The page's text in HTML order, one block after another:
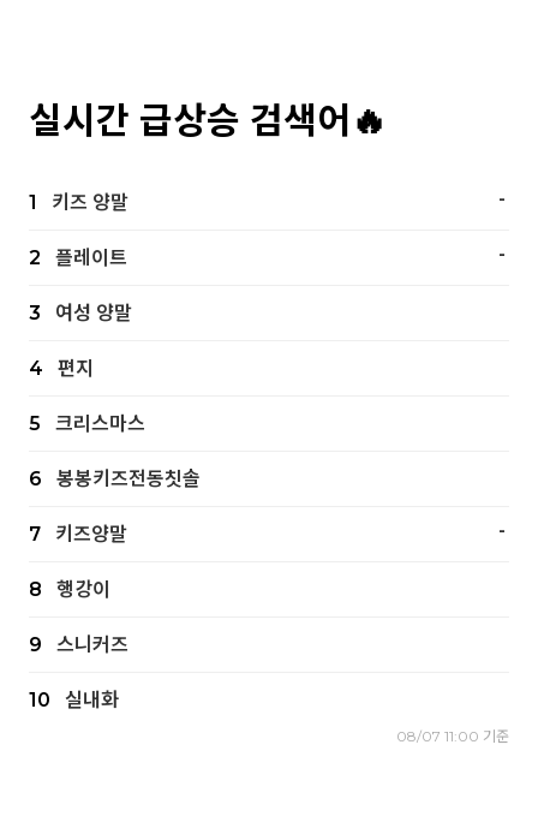
실시간 급상승 검색어🔥
1 키즈 양말 -
2 플레이트 -
3 여성 양말
4 편지
5 크리스마스
6 봉봉키즈전동칫솔
7 키즈양말 -
8 행강이
9 스니커즈
10 실내화
08/07 11:00 기준